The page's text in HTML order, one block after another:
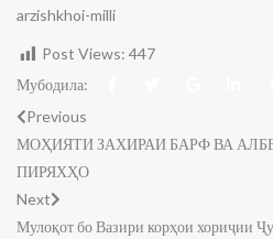
arzishkhoi-milli
Post Views: 447
Мубодила:
Previous
МОҲИЯТИ ЗАХИРАИ БАРФ ВА
ПИРЯХҲО
Next
Мулоқот бо Вазири корҳои хориҷии